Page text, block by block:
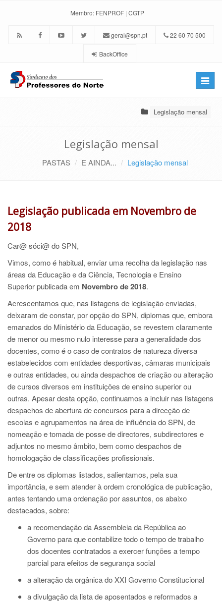
Membro: FENPROF | CGTP
geral@spn.pt 22 60 70 500
BackOffice
Toggle
Legislação mensal
Legislação mensal
PASTAS E AINDA... Legislação mensal
Legislação publicada em Novembro de
2018
Car@ sóci@ do SPN,
Vimos, como é habitual, enviar uma recolha da legislação nas
áreas da Educação e da Ciência, Tecnologia e Ensino
Superiorpublicada em Novembro de 2018.
Acrescentamos que, nas listagens de legislação enviadas,
deixaram de constar, por opção do SPN, diplomas que, embora
emanados do Ministério da Educação, se revestem claramente
de menor ou mesmo nulo interesse para a generalidade dos
docentes, como é o caso de contratos de natureza diversa
estabelecidos com entidades desportivas, câmaras municipais
e outras entidades, ou ainda despachos de criação ou alteração
de cursos diversos em instituições de ensino superior ou
outras. Apesar desta opção, continuamos a incluir nas listagens
despachos de abertura de concursos para a direcção de
escolas e agrupamentos na área de influência do SPN, de
nomeação e tomada de posse de directores, subdirectores e
adjuntos no mesmo âmbito, bem como despachos de
homologação de classificações profissionais.
De entre os diplomas listados, salientamos, pela sua
importância, e sem atender à ordem cronológica de publicação,
antes tentando uma ordenação por assuntos, os abaixo
destacados, sobre:
a recomendação da Assembleia da República ao
Governo para que contabilize todo o tempo de trabalho
dos docentes contratados a exercer funções a tempo
parcial para efeitos de segurança social
a alteração da orgânica do XXI Governo Constitucional
a divulgação da lista de aposentados e reformados a